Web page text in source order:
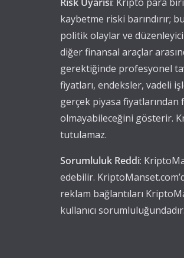
kaybetme riski barındırır;
politik olaylar ve
diğer finansal araçlar
gerektiğinde profesyonel
fiyatları, endeksler, vadeli
gerçek piyasa
olmayabileceğini gösterir.
tutulamaz.
Sorumluluk Reddi:
edebilir.
reklam bağlantıları
kullanıcı sorumluluğundadır.